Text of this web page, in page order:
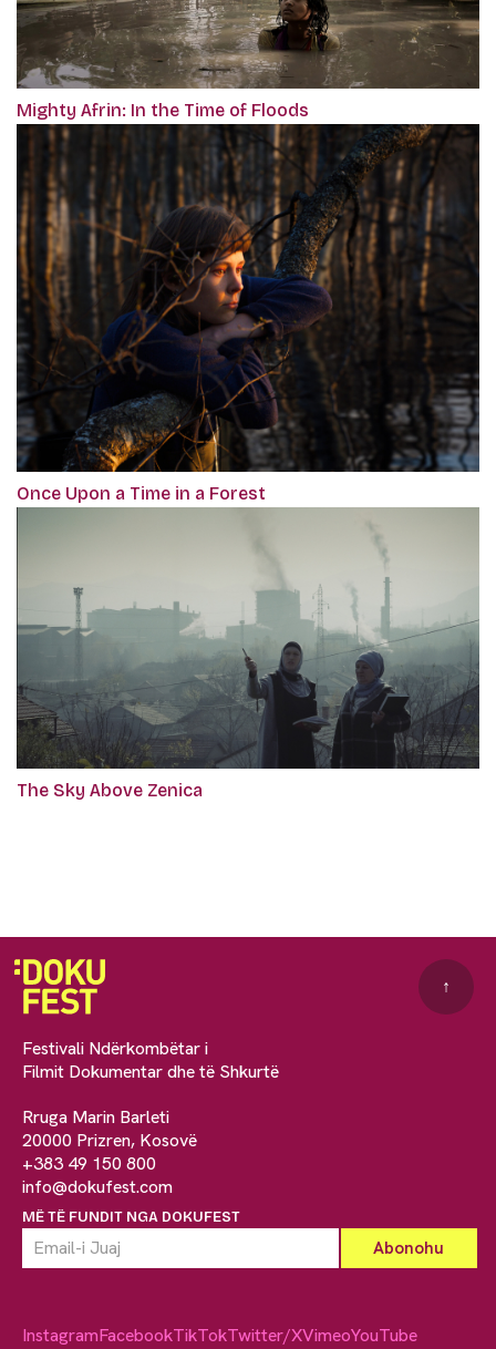
Mighty Afrin: In the Time of Floods
Once Upon a Time in a Forest
The Sky Above Zenica
Festivali Ndërkombëtar i
Filmit Dokumentar dhe të Shkurtë
Rruga Marin Barleti
20000 Prizren, Kosovë
+383 49 150 800
info@dokufest.com
MË TË FUNDIT NGA DOKUFEST
↑
InstagramFacebookTikTokTwitter/XVimeoYouTube